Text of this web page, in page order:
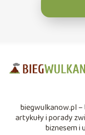
biegwulkanow.pl
artykuły i porady
biznesem i